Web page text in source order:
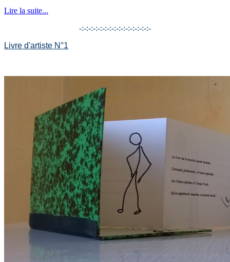
Lire la suite...
-:-:-:-:-:-:-:-:-:-:-:-:-:-:-:-
Livre d'artiste N°1